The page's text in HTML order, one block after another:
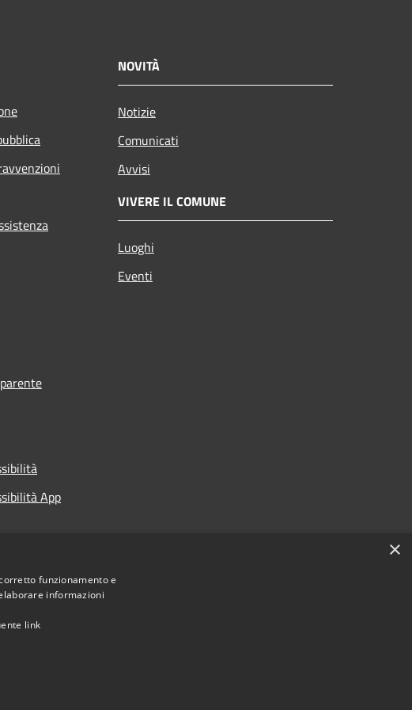
NOVITÀ
Notizie
Comunicati
Avvisi
VIVERE IL COMUNE
Luoghi
Eventi
App
di Falcade • Powered by
×
funzionamento e
informazioni
link